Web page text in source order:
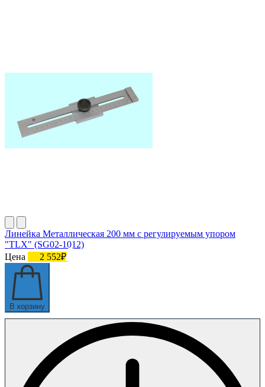
Линейка Металлическая 200 мм с регулируемым упором
"TLX" (SG02-1012)
Цена
2 552₽
В корзину